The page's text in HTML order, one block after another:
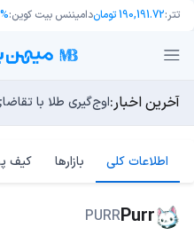
تتر:190,191.72 تومان دامیننس بیت کوین:
آخرین اخبار:اوج‌گیری طلا با تقاضای چین؛
بدترین نمودار برای
انتقال ۶۶ میلیون دلاری بیت کوین توسط مایکرواستراتژی؛ آیا فشار فروش جدیدی در راه است؟
یک نقشه راه
چگونه «دارایی‌های
اطلاعات کلی بازارها کیف
Purr
PURR